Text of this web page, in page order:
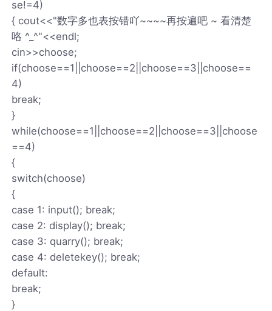
se!=4)
{ cout<<"数字多也表按错吖~~~~再按遍吧 ~ 看清楚
咯 ^_^"<<endl;
cin>>choose;
if(choose==1||choose==2||choose==3||choose==
4)
break;
}
while(choose==1||choose==2||choose==3||choose
==4)
{
switch(choose)
{
case 1: input(); break;
case 2: display(); break;
case 3: quarry(); break;
case 4: deletekey(); break;
default:
break;
}